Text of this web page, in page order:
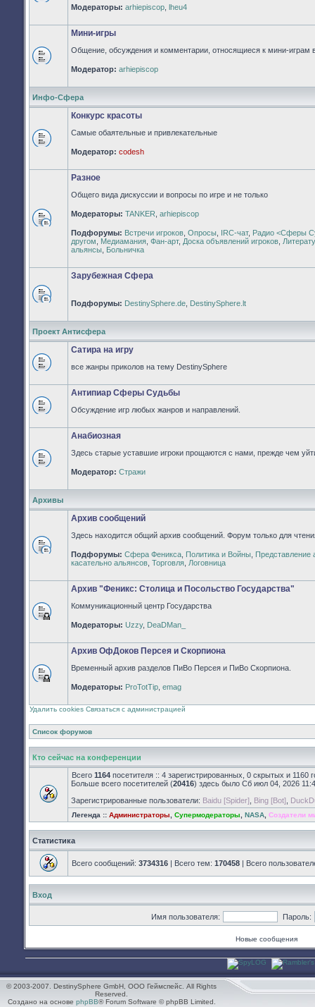
Нет
непрочитанных
Модераторы: arhiepiscop lheu4
Нет
непрочитанных
Мини-игры
Общение, обсуждения и комментарии, относящиеся к мини-играм
Модератор: arhiepiscop
Инфо-Сфера
Нет
непрочитанных
Конкурс красоты
Самые обаятельные и привлекательные
Модератор: codesh
Нет
непрочитанных
сообщений
Разное
Общего вида дискуссии и вопросы по игре и не только
Модераторы: TANKER arhiepiscop
Подфорумы: Встречи игроков Опросы IRC-чат, Радио <Сферы
другом
Медиамания Фан-арт, Доска объявлений игроков
альянсы Больничка
Нет
сообщений
Зарубежная Сфера
Подфорумы: DestinySphere.de DestinySphere.lt
Проект Антисфера
сообщений
Сатира на игру
все жанры приколов на тему DestinySphere
сообщений
Антипиар Сферы Судьбы
Обсуждение игр любых жанров и направлений.
Нет
непрочитанных
Анабиозная
Здесь старые уставшие игроки прощаются с нами, прежде чем
Модератор: Стражи
Архивы
Нет
непрочитанных
Архив сообщений
Здесь находится общий архив сообщений. Форум только для
Подфорумы: Сфера Феникса Политика и Войны Представление
касательно альянсов Торговля Логовница
Форум
закрыт
Архив "Феникс: Столица и Посольство Государства"
Коммуникационный центр Государства
Модераторы: Uzzy, DeaDMan_
Форум
закрыт
Архив ОфДоков Персея и Скорпиона
Временный архив разделов ПиВо Персея и ПиВо Скорпиона.
Модераторы: ProTotTip emag
Удалить cookies Связаться с администрацией
Список форумов
Кто сейчас на конференции
Всего 1164 посетителя :: 4 зарегистрированных, 0 скрытых и 1160
Больше всего посетителей (20416) здесь было Сб июл 04, 2026
Зарегистрированные пользователи: Baidu [Spider] Bing [Bot]
Легенда :: Администраторы Супермодераторы NASA Создатели
Статистика
Всего сообщений: 3734316 | Всего тем: 170458 | Всего
Вход
Имя пользователя: Пароль:
Новые сообщения
© 2003-2007. DestinySphere GmbH, ООО Геймспейс. All Rights
Reserved.
Создано на основе phpBB® Forum Software © phpBB Limited.